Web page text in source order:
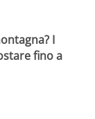
I
fino a